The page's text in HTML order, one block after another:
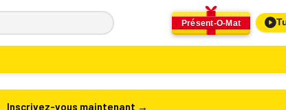
Présent-O-Mat
Inscrivez-vous maintenant →